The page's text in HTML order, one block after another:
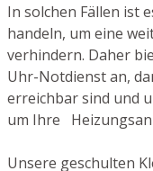
In solchen Fällen ist
handeln, um eine
verhindern. Daher
Uhr-Notdienst an,
erreichbar sind und
um Ihre
Unsere geschulten